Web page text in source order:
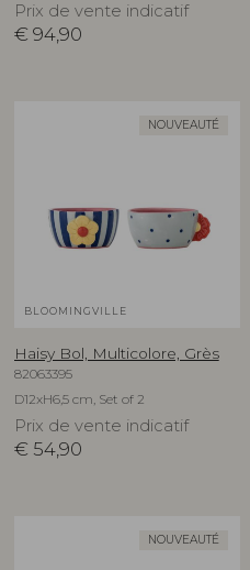
Prix de vente indicatif
€ 94,90
NOUVEAUTÉ
BLOOMINGVILLE
Haisy Bol, Multicolore, Grès
82063395
D12xH6,5 cm, Set of 2
Prix de vente indicatif
€ 54,90
NOUVEAUTÉ